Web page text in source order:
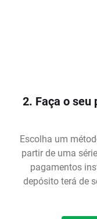
2. Faça o seu
Escolha um
partir de uma
pagamentos
depósito terá de